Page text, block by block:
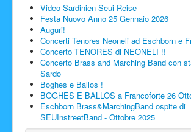
Video Sardinien Seui Reise
Festa Nuovo Anno 25 Gennaio 2026
Auguri!
Concerti Tenores Neoneli ad Eschborn e
Concerto TENORES di NEONELI !!
Concerto Brass and Marching Band con
Sardo
Boghes e Ballos !
BOGHES E BALLOS a Francoforte 26
Eschborn Brass&MarchingBand ospite di
SEUInstreetBand - Ottobre 2025